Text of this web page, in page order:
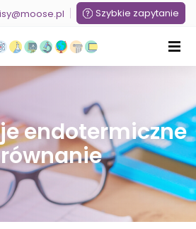
Szybkie zapytanie
endotermiczne